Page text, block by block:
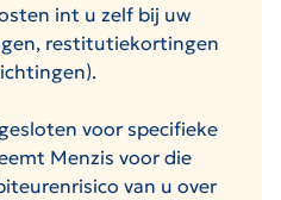
int u zelf bij uw
restitutiekortingen
voor specifieke
Menzis voor die
van u over